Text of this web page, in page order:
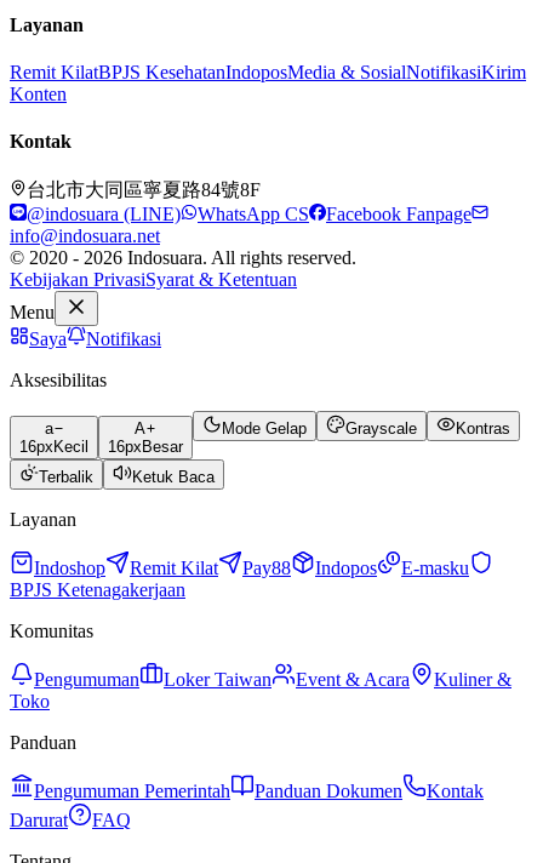
Layanan
Remit KilatBPJS KesehatanIndoposMedia & SosialNotifikasiKirim
Konten
Kontak
台北市大同區寧夏路84號8F
@indosuara (LINE)
WhatsApp CS
Facebook Fanpage
info@indosuara.net
© 2020 - 2026 Indosuara. All rights reserved.
Kebijakan PrivasiSyarat & Ketentuan
Menu
Saya
Notifikasi
Aksesibilitas
a
16px Kecil
A
16px Besar
Mode Gelap Grayscale Kontras
Terbalik Ketuk Baca
Layanan
Indoshop Remit Kilat Pay88 Indopos
E-masku
BPJS Ketenagakerjaan
Komunitas
Pengumuman Loker Taiwan Event & Acara
Kuliner &
Toko
Panduan
Pengumuman Pemerintah Panduan Dokumen
Kontak
Darurat
FAQ